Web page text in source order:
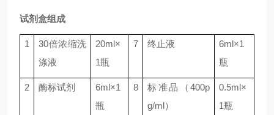
试剂盒组成
1 30倍浓缩洗
涤液
20ml×
1瓶
7 终止液 6ml×1
瓶
2 酶标试剂 6ml×1
瓶
8 标准品（ 400p
g/ml）
0.5ml×
1瓶